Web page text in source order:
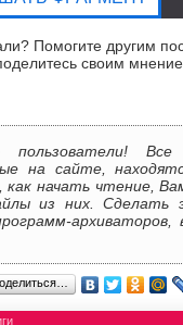
Помогите другим
своим
пользователи! Все
на сайте,
начать чтение,
из них. Сделать
архиваторов,